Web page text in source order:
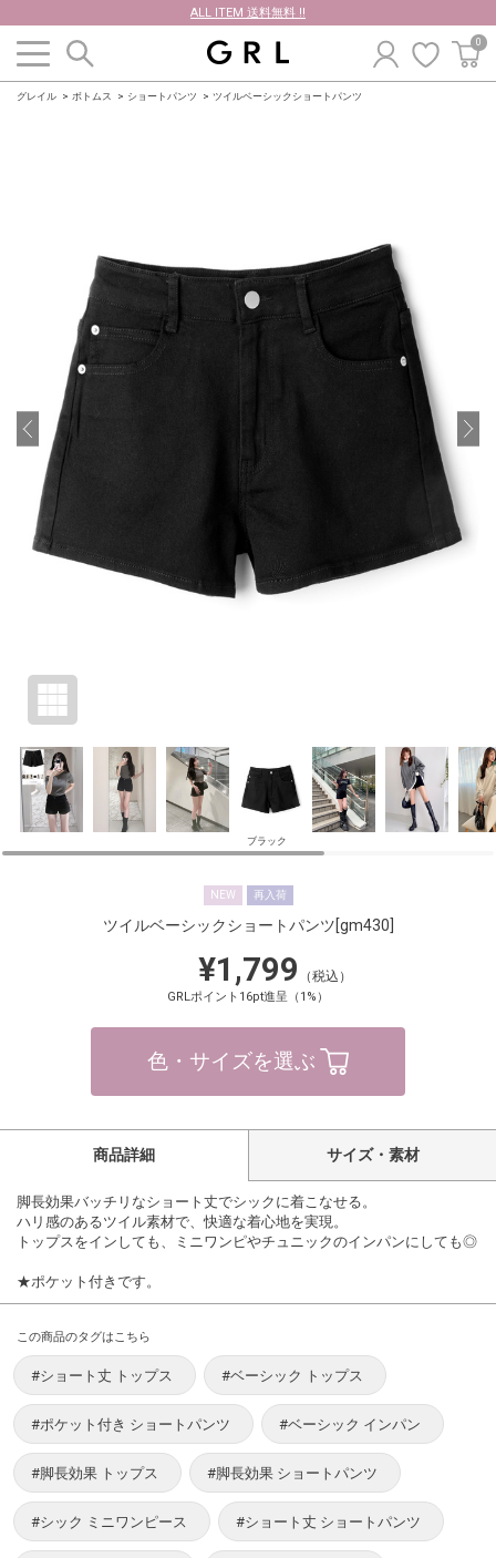
ALL ITEM 送料無料 !!
0
グレイル ボトムス ショートパンツ ツイルベーシックショートパンツ
ブラック
NEW 再入荷
ツイルベーシックショートパンツ[gm430]
¥1,799 （税込）
GRLポイント16pt進呈（1%）
色・サイズを選ぶ
商品詳細 サイズ・素材
脚長効果バッチリなショート丈でシックに着こなせる。
ハリ感のあるツイル素材で、快適な着心地を実現。
トップスをインしても、ミニワンピやチュニックのインパンにしても◎
★ポケット付きです。
この商品のタグはこちら
#ショート丈 トップス #ベーシック トップス
#ポケット付き ショートパンツ #ベーシック インパン
#脚長効果 トップス #脚長効果 ショートパンツ
#シック ミニワンピース #ショート丈 ショートパンツ